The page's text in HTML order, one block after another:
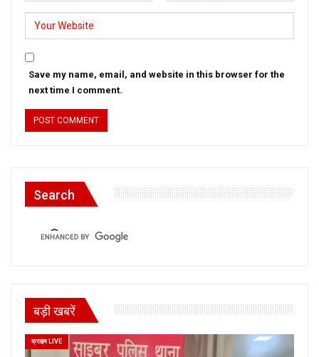
Save my name, email, and website in this browser for the
next time I comment.
Search
बड़ी खबरें
क्राइम LIVE